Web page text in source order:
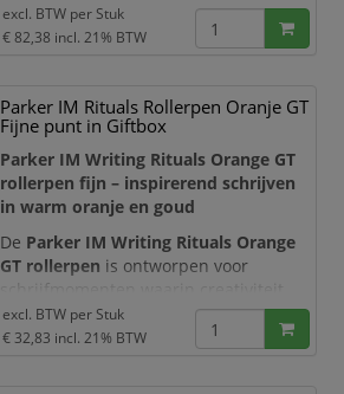
met een warme metallic koperrode
afwerking. De lichtgoudkleurige
een verfijnde en modieuze uitstraling.
Dit luxe schrijfinstrument is
geïnspireerd op de trend van stille luxe
excl. BTW per Stuk
€ 82,38 incl. 21% BTW
Parker IM Rituals Rollerpen Oranje GT
Fijne punt in Giftbox
Parker IM Writing Rituals Orange GT
rollerpen fijn – inspirerend schrijven
in warm oranje en goud
De Parker IM Writing Rituals Orange
GT rollerpen is ontworpen voor
schrijfmomenten waarin creativiteit,
aandacht en persoonlijke expressie
centraal staan. De warme oranje
excl. BTW per Stuk
€ 32,83 incl. 21% BTW